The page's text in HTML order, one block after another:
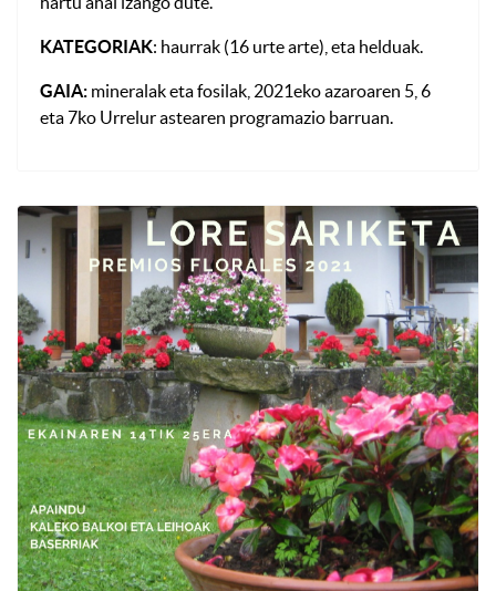
KATEGORIAK: haurrak (16 urte arte), eta helduak.
GAIA: mineralak eta fosilak, 2021eko azaroaren 5, 6
eta 7ko Urrelur astearen programazio barruan.